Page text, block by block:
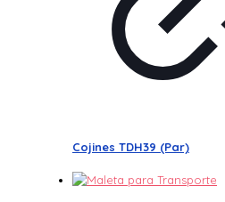
Cojines TDH39 (Par)